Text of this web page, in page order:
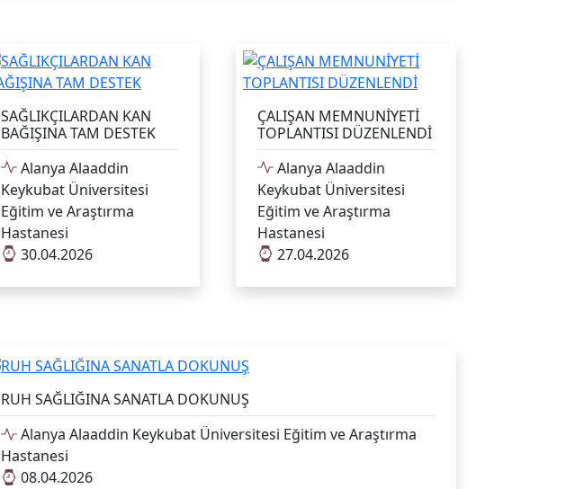
SAĞLIKÇILARDAN KAN
BAĞIŞINA TAM DESTEK
Alanya Alaaddin
Keykubat Üniversitesi
Eğitim ve Araştırma
Hastanesi
30.04.2026
ÇALIŞAN MEMNUNİYETİ
TOPLANTISI DÜZENLENDİ
Alanya Alaaddin
Keykubat Üniversitesi
Eğitim ve Araştırma
Hastanesi
27.04.2026
RUH SAĞLIĞINA SANATLA DOKUNUŞ
Alanya Alaaddin Keykubat Üniversitesi Eğitim ve Araştırma
Hastanesi
08.04.2026